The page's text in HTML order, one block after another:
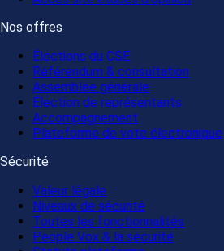
Nos offres
Élections du CSE
Référendum & consultation
Assemblée générale
Élection de représentants
Accompagnement
Plateforme de vote électronique
Sécurité
Valeur légale
Niveaux de sécurité
Toutes les fonctionnalités
People Vox & la sécurité